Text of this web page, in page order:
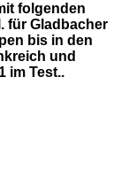
folgenden
für Gladbacher
bis in den
und
im Test..